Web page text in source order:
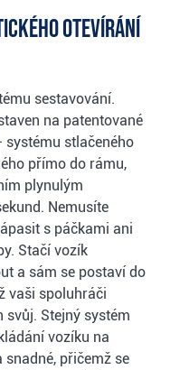
otevírání
sestavování.
na patentované
stlačeného
přímo do rámu,
plynulým
Nemusíte
s páčkami ani
Stačí vozík
a sám se postaví do
vaši spoluhráči
svůj. Stejný systém
vozíku na
snadné, přičemž se